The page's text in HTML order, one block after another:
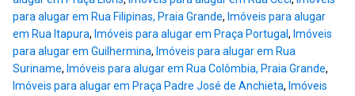
para alugar em Rua Filipinas, Praia Grande, Imóveis para alugar
em Rua Itapura, Imóveis para alugar em Praça Portugal, Imóveis
para alugar em Guilhermina, Imóveis para alugar em Rua
Suriname, Imóveis para alugar em Rua Colômbia, Praia Grande,
Imóveis para alugar em Praça Padre José de Anchieta, Imóveis